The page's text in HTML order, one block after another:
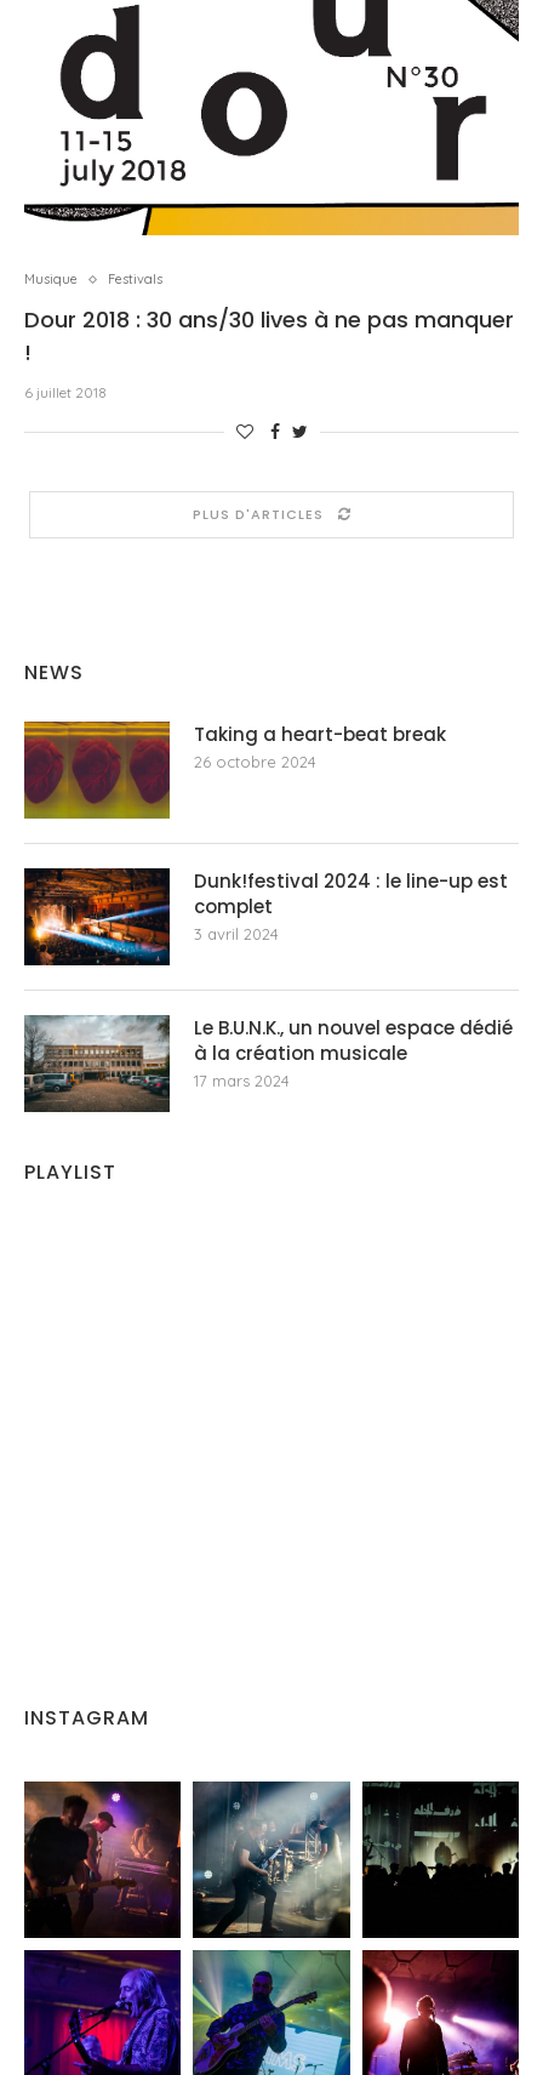
Musique Festivals
Dour 2018 : 30 ans/30 lives à ne pas manquer
!
6 juillet 2018
PLUS D'ARTICLES
NEWS
Taking a heart-beat break
26 octobre 2024
Dunk!festival 2024 : le line-up est
complet
3 avril 2024
Le B.U.N.K., un nouvel espace dédié
à la création musicale
17 mars 2024
PLAYLIST
INSTAGRAM